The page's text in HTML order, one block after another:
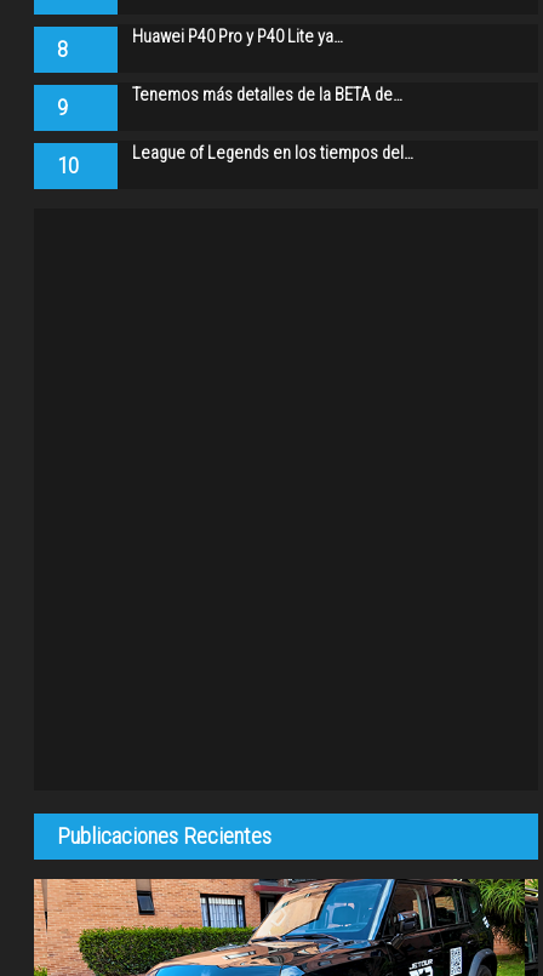
8 Huawei P40 Pro y P40 Lite ya…
9 Tenemos más detalles de la BETA de…
10 League of Legends en los tiempos del…
Publicaciones Recientes